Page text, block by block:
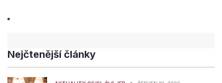
Nejčtenější články